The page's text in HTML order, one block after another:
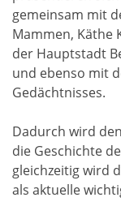
gemeinsam mit
Mammen, Käthe
der Hauptstadt
und ebenso mit
Gedächtnisses.
Dadurch wird
die Geschichte
gleichzeitig wird
als aktuelle